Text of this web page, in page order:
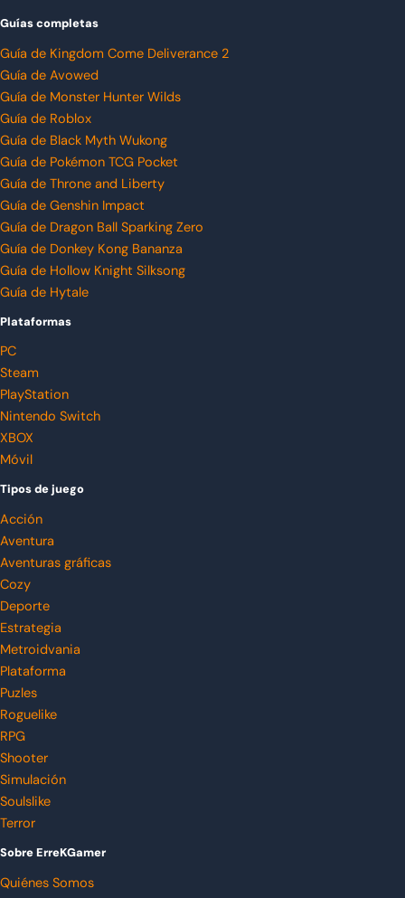
Guías completas
Guía de Kingdom Come Deliverance 2
Guía de Avowed
Guía de Monster Hunter Wilds
Guía de Roblox
Guía de Black Myth Wukong
Guía de Pokémon TCG Pocket
Guía de Throne and Liberty
Guía de Genshin Impact
Guía de Dragon Ball Sparking Zero
Guía de Donkey Kong Bananza
Guía de Hollow Knight Silksong
Guía de Hytale
Plataformas
PC
Steam
PlayStation
Nintendo Switch
XBOX
Móvil
Tipos de juego
Acción
Aventura
Aventuras gráficas
Cozy
Deporte
Estrategia
Metroidvania
Plataforma
Puzles
Roguelike
RPG
Shooter
Simulación
Soulslike
Terror
Sobre ErreKGamer
Quiénes Somos